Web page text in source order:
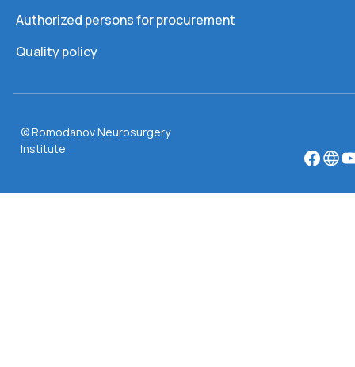
Authorized persons for procurement
Quality policy
© Romodanov Neurosurgery
Institute